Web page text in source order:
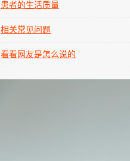
患者的生活质量
相关常见问题
看看网友是怎么说的